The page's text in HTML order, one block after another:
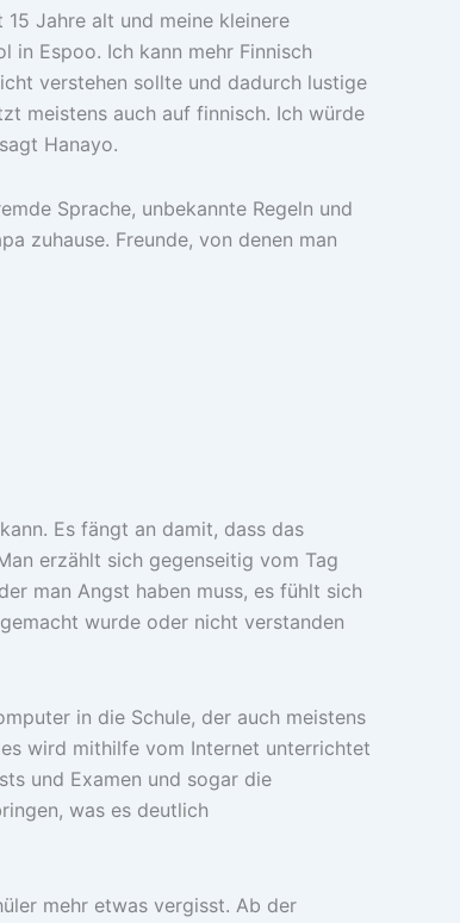
15 Jahre alt und meine kleinere
in Espoo. Ich kann mehr Finnisch
verstehen sollte und dadurch lustige
meistens auch auf finnisch. Ich würde
Hanayo.
Sprache, unbekannte Regeln und
zuhause. Freunde, von denen man
Es fängt an damit, dass das
erzählt sich gegenseitig vom Tag
man Angst haben muss, es fühlt sich
wurde oder nicht verstanden
in die Schule, der auch meistens
wird mithilfe vom Internet unterrichtet
und Examen und sogar die
was es deutlich
mehr etwas vergisst. Ab der